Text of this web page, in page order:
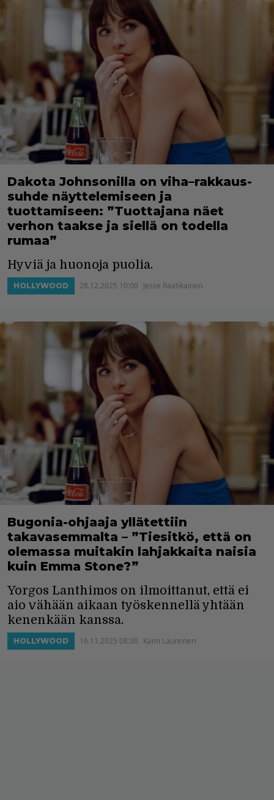
Dakota Johnsonilla on viha–rakkaus-
suhde näyttelemiseen ja
tuottamiseen: ”Tuottajana näet
verhon taakse ja siellä on todella
rumaa”
Hyviä ja huonoja puolia.
HOLLYWOOD 28.12.2025 10:00 Jesse Raatikainen
Bugonia-ohjaaja yllätettiin
takavasemmalta – ”Tiesitkö, että on
olemassa muitakin lahjakkaita naisia
kuin Emma Stone?”
Yorgos Lanthimos on ilmoittanut, että ei
aio vähään aikaan työskennellä yhtään
kenenkään kanssa.
HOLLYWOOD 16.11.2025 08:30 Kami Launonen